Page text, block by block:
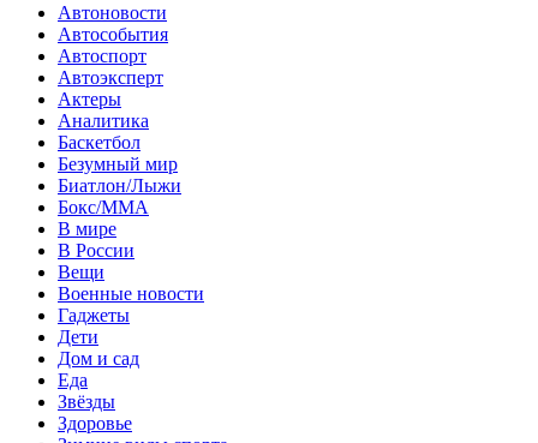
Автоновости
Автособытия
Автоспорт
Автоэксперт
Актеры
Аналитика
Баскетбол
Безумный мир
Биатлон/Лыжи
Бокс/MMA
В мире
В России
Вещи
Военные новости
Гаджеты
Дети
Дом и сад
Еда
Звёзды
Здоровье